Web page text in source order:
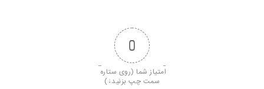
0
امتیاز شما (روی ستاره
سمت چپ بزنید↓)